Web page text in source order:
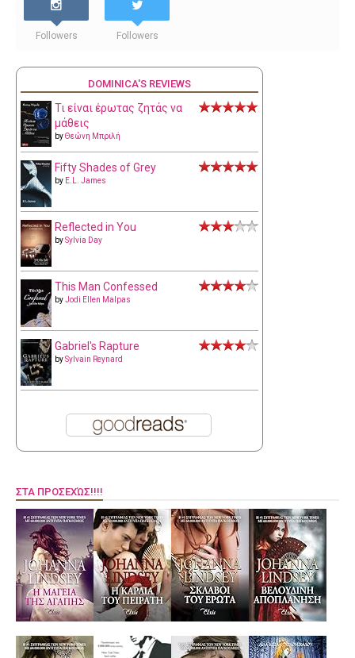
Followers Followers
DOMINICA'S REVIEWS
Τι είναι έρωτας ζητάς να
μάθεις
byΘεώνη Μπριλή
Fifty Shades of Grey
by E.L. James
Reflected in You
bySylvia Day
This Man Confessed
byJodi Ellen Malpas
Gabriel's Rapture
bySylvain Reynard
ΣΤΑ ΠΡΟΣΕΧΏΣ!!!!